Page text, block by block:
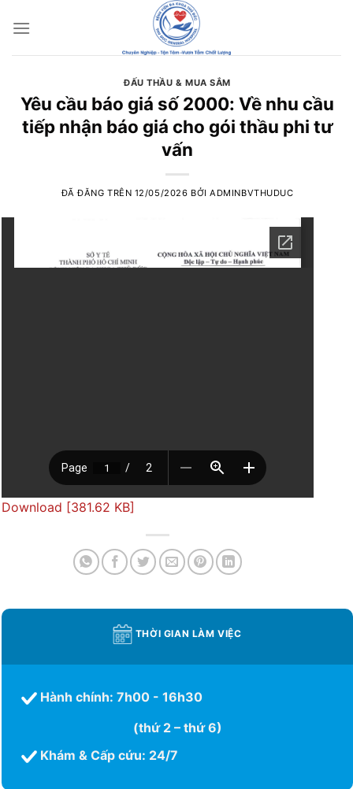
đến
ĐẤU THẦU & MUA SẮM
Yêu cầu báo giá số 2000: Về nhu cầu
tiếp nhận báo giá cho gói thầu phi tư
vấn
ĐÃ ĐĂNG TRÊN 12/05/2026 BỞIADMINBVTHUDUC
Download [381.62 KB]
THỜI GIAN LÀM VIỆC
Hành chính: 7h00 - 16h30
(thứ 2 – thứ 6)
Khám & Cấp cứu: 24/7